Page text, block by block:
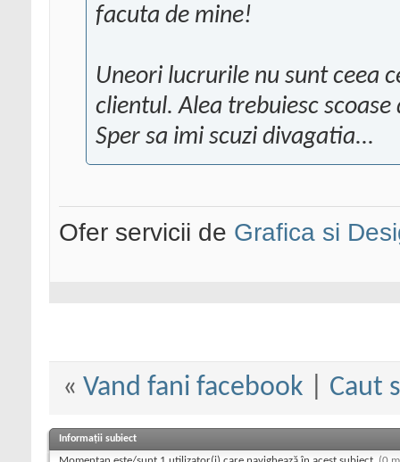
facuta de mine!
Uneori lucrurile nu sunt ceea
clientul. Alea trebuiesc
Sper sa imi scuzi divagatia...
Ofer servicii de Grafica si
« Vand fani facebook Caut
Informații subiect